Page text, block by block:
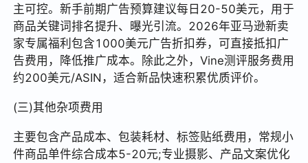
主可控。新手前期广告预算建议每日20-50美元，用于
商品关键词排名提升、曝光引流。2026年亚马逊新卖
家专属福利包含1000美元广告折扣券，可直接抵扣广
告费用，降低推广成本。除此之外，Vine测评服务费用
约200美元/ASIN，适合新品快速积累优质评价。
(三)其他杂项费用
主要包含产品成本、包装耗材、标签贴纸费用，常规小
件商品单件综合成本5-20元;专业摄影、产品文案优化